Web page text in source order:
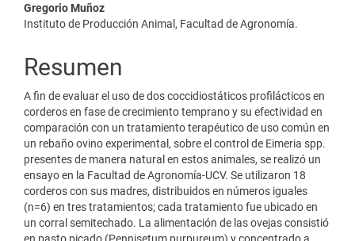
Gregorio Muñoz
Instituto de Producción Animal, Facultad de Agronomía.
Resumen
A fin de evaluar el uso de dos coccidiostáticos profilácticos en
corderos en fase de crecimiento temprano y su efectividad en
comparación con un tratamiento terapéutico de uso común en
un rebaño ovino experimental, sobre el control de Eimeria spp.
presentes de manera natural en estos animales, se realizó un
ensayo en la Facultad de Agronomía-UCV. Se utilizaron 18
corderos con sus madres, distribuidos en números iguales
(n=6) en tres tratamientos; cada tratamiento fue ubicado en
un corral semitechado. La alimentación de las ovejas consistió
en pasto picado (Pennisetum purpureum) y concentrado a